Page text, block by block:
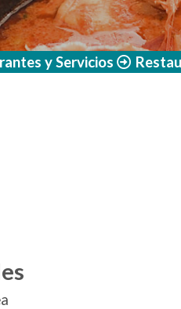
y Servicios